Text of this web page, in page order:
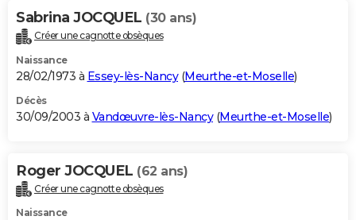
Sabrina JOCQUEL (30 ans)
Créer une cagnotte obsèques
Naissance
28/02/1973 à Essey-lès-Nancy(Meurthe-et-Moselle)
Décès
30/09/2003 à Vandœuvre-lès-Nancy(Meurthe-et-Moselle)
Roger JOCQUEL (62 ans)
Créer une cagnotte obsèques
Naissance